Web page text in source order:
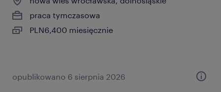
praca tymczasowa
PLN6,400 miesięcznie
opublikowano 6 sierpnia 2026